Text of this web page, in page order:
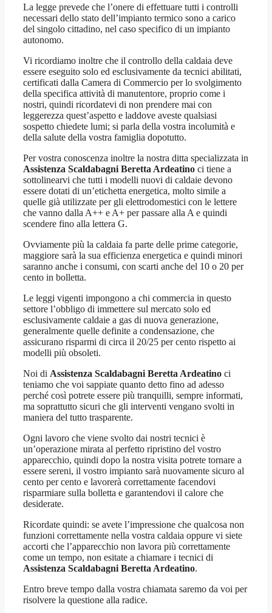
La legge prevede che l’onere di effettuare tutti i controlli
necessari dello stato dell’impianto termico sono a carico
del singolo cittadino, nel caso specifico di un impianto
autonomo.
Vi ricordiamo inoltre che il controllo della caldaia deve
essere eseguito solo ed esclusivamente da tecnici abilitati,
certificati dalla Camera di Commercio per lo svolgimento
della specifica attività di manutentore, proprio come i
nostri, quindi ricordatevi di non prendere mai con
leggerezza quest’aspetto e laddove aveste qualsiasi
sospetto chiedete lumi; si parla della vostra incolumità e
della salute della vostra famiglia dopotutto.
Per vostra conoscenza inoltre la nostra ditta specializzata in
Assistenza Scaldabagni Beretta Ardeatino ci tiene a
sottolinearvi che tutti i modelli nuovi di caldaie devono
essere dotati di un’etichetta energetica, molto simile a
quelle già utilizzate per gli elettrodomestici con le lettere
che vanno dalla A++ e A+ per passare alla A e quindi
scendere fino alla lettera G.
Ovviamente più la caldaia fa parte delle prime categorie,
maggiore sarà la sua efficienza energetica e quindi minori
saranno anche i consumi, con scarti anche del 10 o 20 per
cento in bolletta.
Le leggi vigenti impongono a chi commercia in questo
settore l’obbligo di immettere sul mercato solo ed
esclusivamente caldaie a gas di nuova generazione,
generalmente quelle definite a condensazione, che
assicurano risparmi di circa il 20/25 per cento rispetto ai
modelli più obsoleti.
Noi di Assistenza Scaldabagni Beretta Ardeatino ci
teniamo che voi sappiate quanto detto fino ad adesso
perché così potrete essere più tranquilli, sempre informati,
ma soprattutto sicuri che gli interventi vengano svolti in
maniera del tutto trasparente.
Ogni lavoro che viene svolto dai nostri tecnici è
un’operazione mirata al perfetto ripristino del vostro
apparecchio, quindi dopo la nostra visita potrete tornare a
essere sereni, il vostro impianto sarà nuovamente sicuro al
cento per cento e lavorerà correttamente facendovi
risparmiare sulla bolletta e garantendovi il calore che
desiderate.
Ricordate quindi: se avete l’impressione che qualcosa non
funzioni correttamente nella vostra caldaia oppure vi siete
accorti che l’apparecchio non lavora più correttamente
come un tempo, non esitate a chiamare i tecnici di
Assistenza Scaldabagni Beretta Ardeatino.
Entro breve tempo dalla vostra chiamata saremo da voi per
risolvere la questione alla radice.